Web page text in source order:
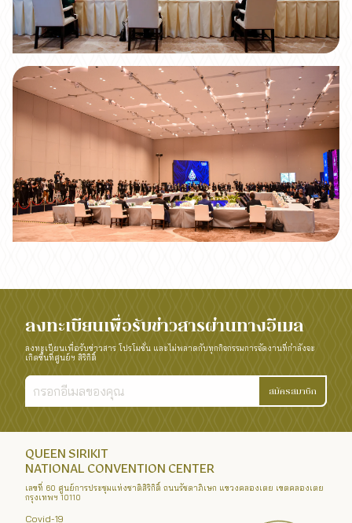
ลงทะเบียนเพื่อรับข่าวสารผ่านทางอีเมล
ลงทะเบียนเพื่อรับข่าวสาร โปรโมชั่น และไม่พลาดกับทุกกิจกรรมการจัดงานที่กำลังจะ
เกิดขึ้นที่ศูนย์ฯ สิริกิติ์
สมัครสมาชิก
QUEEN SIRIKIT
NATIONAL CONVENTION CENTER
เลขที่ 60 ศูนย์การประชุมแห่งชาติสิริกิติ์ ถนนรัชดาภิเษก แขวงคลองเตย เขตคลองเตย
กรุงเทพฯ 10110
Covid-19